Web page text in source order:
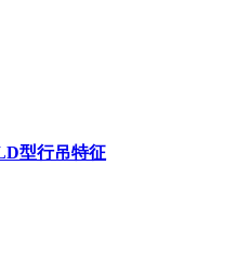
型行吊特征